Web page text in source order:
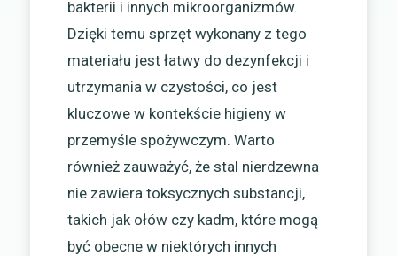
bakterii i innych mikroorganizmów.
Dzięki temu sprzęt wykonany z tego
materiału jest łatwy do dezynfekcji i
utrzymania w czystości, co jest
kluczowe w kontekście higieny w
przemyśle spożywczym. Warto
również zauważyć, że stal nierdzewna
nie zawiera toksycznych substancji,
takich jak ołów czy kadm, które mogą
być obecne w niektórych innych